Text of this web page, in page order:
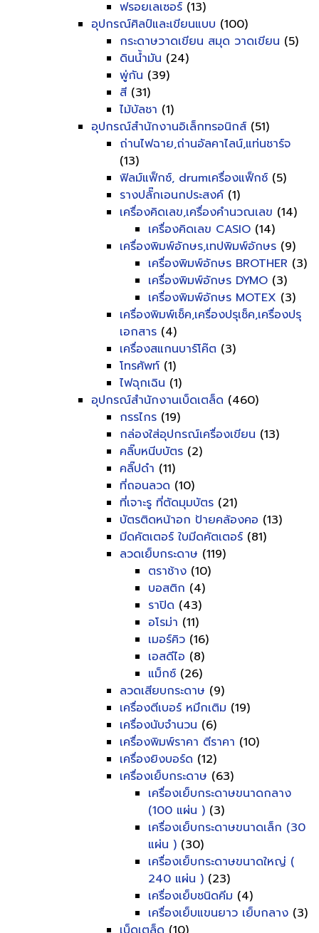
ฟรอยเลเซอร์ (13)
อุปกรณ์ศิลป์และเขียนแบบ (100)
กระดาษวาดเขียน สมุด วาดเขียน (5)
ดินน้ำมัน (24)
พู่กัน (39)
สี (31)
ไม้บัลชา (1)
อุปกรณ์สำนักงานอิเล็กทรอนิกส์ (51)
ถ่านไฟฉาย,ถ่านอัลคาไลน์,แท่นชาร์จ
(13)
ฟิลม์แฟ็กซ์, drumเครื่องแฟ็กซ์ (5)
รางปลั๊กเอนกประสงค์ (1)
เครื่องคิดเลข,เครื่องคำนวณเลข (14)
เครื่องคิดเลข CASIO (14)
เครื่องพิมพ์อักษร,เทปพิมพ์อักษร (9)
เครื่องพิมพ์อักษร BROTHER (3)
เครื่องพิมพ์อักษร DYMO (3)
เครื่องพิมพ์อักษร MOTEX (3)
เครื่องพิมพ์เช็ค,เครื่องปรุเช็ค,เครื่องปรุ
เอกสาร (4)
เครื่องสแกนบาร์โค๊ต (3)
โทรศัพท์ (1)
ไฟฉุกเฉิน (1)
อุปกรณ์สำนักงานเบ็ดเตล็ด (460)
กรรไกร (19)
กล่องใส่อุปกรณ์เครื่องเขียน (13)
คลิ๊บหนีบบัตร (2)
คลิ๊ปดำ (11)
ที่ถอนลวด (10)
ที่เจาะรู ที่ตัดมุมบัตร (21)
บัตรติดหน้าอก ป้ายคล้องคอ (13)
มีดคัตเตอร์ ใบมีดคัตเตอร์ (81)
ลวดเย็บกระดาษ (119)
ตราช้าง (10)
บอสติก (4)
ราปิด (43)
อโรม่า (11)
เมอร์คิว (16)
เอสดีไอ (8)
แม็กซ์ (26)
ลวดเสียบกระดาษ (9)
เครื่องตีเบอร์ หมึกเติม (19)
เครื่องนับจำนวน (6)
เครื่องพิมพ์ราคา ตีราคา (10)
เครื่องยิงบอร์ด (12)
เครื่องเย็บกระดาษ (63)
เครื่องเย็บกระดาษขนาดกลาง
(100 แผ่น ) (3)
เครื่องเย็บกระดาษขนาดเล็ก (30
แผ่น ) (30)
เครื่องเย็บกระดาษขนาดใหญ่ (
240 แผ่น ) (23)
เครื่องเย็บชนิดคีม (4)
เครื่องเย็บแขนยาว เย็บกลาง (3)